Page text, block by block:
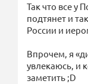
Так что все у
подтянет и
России и
Впрочем, я
увлекаюсь, и
заметить ;D